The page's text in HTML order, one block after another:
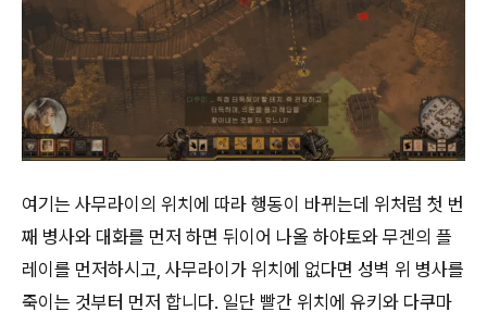
여기는 사무라이의 위치에 따라 행동이 바뀌는데 위처럼 첫 번
째 병사와 대화를 먼저 하면 뒤이어 나올 하야토와 무겐의 플
레이를 먼저하시고, 사무라이가 위치에 없다면 성벽 위 병사를
죽이는 것부터 먼저 합니다. 일단 빨간 위치에 유키와 다쿠마